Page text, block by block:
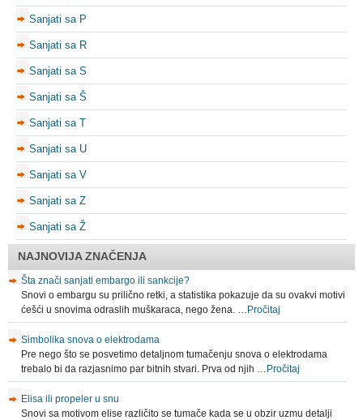
Sanjati sa P
Sanjati sa R
Sanjati sa S
Sanjati sa Š
Sanjati sa T
Sanjati sa U
Sanjati sa V
Sanjati sa Z
Sanjati sa Ž
NAJNOVIJA ZNAČENJA
Šta znači sanjati embargo ili sankcije?
Snovi o embargu su prilično retki, a statistika pokazuje da su ovakvi motivi
ćešći u snovima odraslih muškaraca, nego žena. …Pročitaj
Simbolika snova o elektrodama
Pre nego što se posvetimo detaljnom tumačenju snova o elektrodama
trebalo bi da razjasnimo par bitnih stvari. Prva od njih …Pročitaj
Elisa ili propeler u snu
Snovi sa motivom elise različito se tumače kada se u obzir uzmu detalji